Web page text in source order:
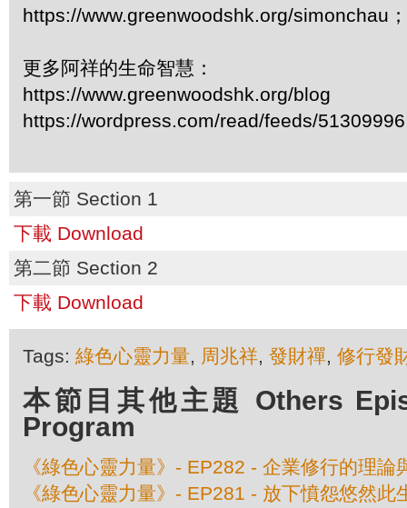
https://www.greenwoodshk.org/simonchau
更多阿祥的生命智慧：
https://www.greenwoodshk.org/blog
https://wordpress.com/read/feeds/51309996
第一節 Section 1
下載 Download
第二節 Section 2
下載 Download
Tags: 綠色心靈力量, 周兆祥, 發財禪, 修行發
本節目其他主題 Others
Program
《綠色心靈力量》- EP282 - 企業修行的理論
《綠色心靈力量》- EP281 - 放下憤怨悠然此